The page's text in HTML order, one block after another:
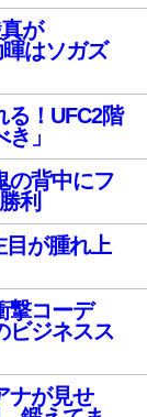
が
はソガズ
る！UFC2階
」
の背中にフ
利
目が腫れ上
撃コーデ
ビジネスス
ナが見せ